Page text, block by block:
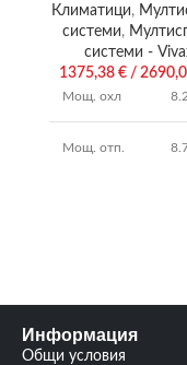
Климатици,
системи,
системи -
1375,38 € /
Мощ. охл
Мощ. отп.
Ръководство:
Информация
Общи условия